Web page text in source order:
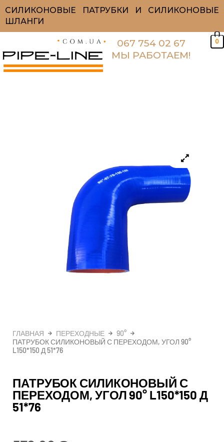
СИЛИКОНОВЫЕ ПАТРУБКИ И СИЛИКОНОВЫЕ
ШЛАНГИ
067 754 02 67
МЫ РАБОТАЕМ!
0
ГЛАВНАЯ ПЕРЕХОДНЫЕ
90°
ПАТРУБОК СИЛИКОНОВЫЙ С ПЕРЕХОДОМ, УГОЛ 90°
L150*150 Д 51*76
ПАТРУБОК СИЛИКОНОВЫЙ С
ПЕРЕХОДОМ, УГОЛ 90° L150*150 Д
51*76